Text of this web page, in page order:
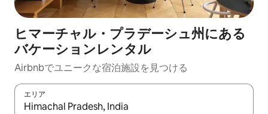
ヒマーチャル・プラデーシュ州にある
バケーションレンタル
Airbnbでユニークな宿泊施設を見つける
エリア
検索結果が表示されたら、上下の矢印キーを使って移動するか